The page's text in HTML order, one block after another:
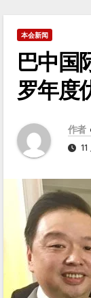
本会新闻
巴中国
罗年度
作者
11